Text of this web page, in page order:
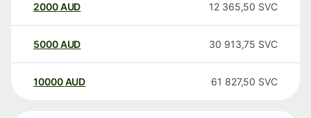
2000AUD 12 365,50 SVC
5000AUD 30 913,75 SVC
10000 AUD 61 827,50 SVC